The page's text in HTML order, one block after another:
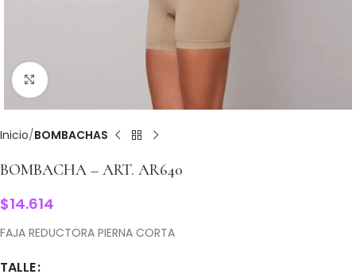
Clic para ampliar
Inicio BOMBACHAS
BOMBACHA – ART. AR640
$14.614
FAJA REDUCTORA PIERNA CORTA
TALLE